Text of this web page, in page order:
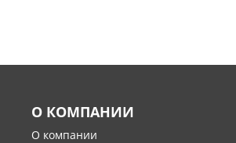
О КОМПАНИИ
О компании